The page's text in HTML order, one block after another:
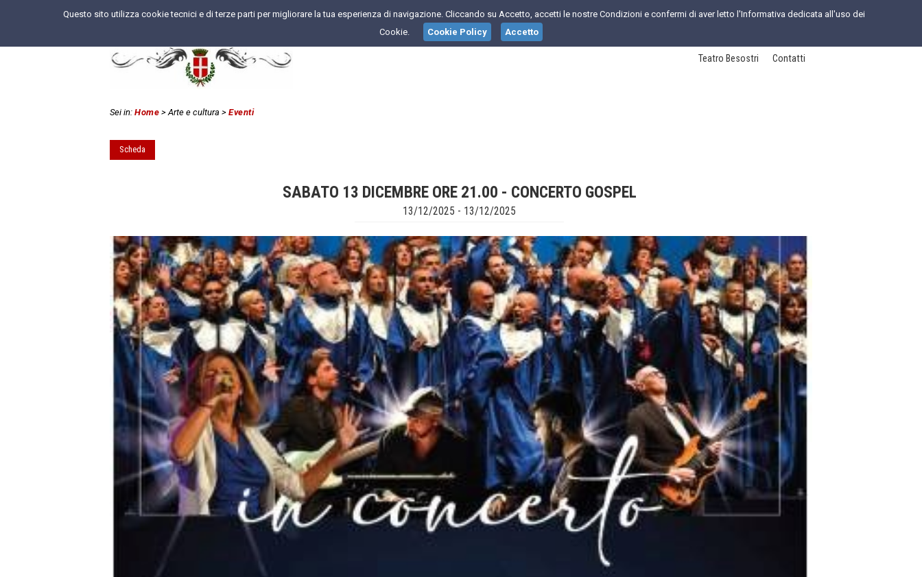
Teatro Besostri Contatti
Sei in: Home > Arte e cultura > Eventi
Scheda
SABATO 13 DICEMBRE ORE 21.00 - CONCERTO GOSPEL
13/12/2025 - 13/12/2025
Questo sito utilizza cookie tecnici e di terze parti per migliorare la tua esperienza di navigazione. Cliccando su Accetto, accetti le nostre Condizioni e confermi di aver letto l'Informativa dedicata all'uso dei
Cookie.
Cookie Policy Accetto